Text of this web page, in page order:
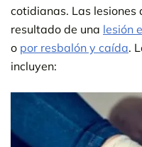
cotidianas. Las lesiones
resultado de una lesión
o por resbalón y caída.
incluyen: